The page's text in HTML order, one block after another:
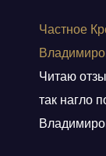
“не
ущерба
(выводы:
нарушения
направили
Частное
Читаю
так нагло